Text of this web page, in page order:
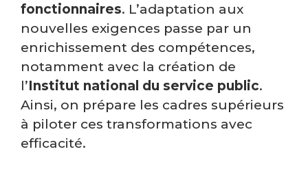
fonctionnaires. L’adaptation aux
nouvelles exigences passe par un
enrichissement des compétences,
notamment avec la création de
l’Institut national du service public.
Ainsi, on prépare les cadres supérieurs
à piloter ces transformations avec
efficacité.